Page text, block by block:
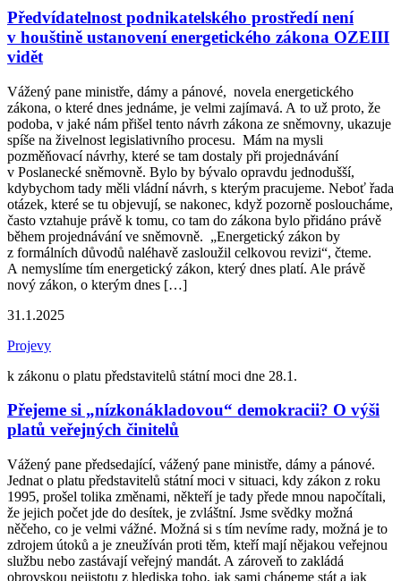
Předvídatelnost podnikatelského prostředí není
v houštině ustanovení energetického zákona OZEIII
vidět
Vážený pane ministře, dámy a pánové, novela energetického
zákona, o které dnes jednáme, je velmi zajímavá. A to už proto, že
podoba, v jaké nám přišel tento návrh zákona ze sněmovny, ukazuje
spíše na živelnost legislativního procesu. Mám na mysli
pozměňovací návrhy, které se tam dostaly při projednávání
v Poslanecké sněmovně. Bylo by bývalo opravdu jednodušší,
kdybychom tady měli vládní návrh, s kterým pracujeme. Neboť řada
otázek, které se tu objevují, se nakonec, když pozorně posloucháme,
často vztahuje právě k tomu, co tam do zákona bylo přidáno právě
během projednávání ve sněmovně. „Energetický zákon by
z formálních důvodů naléhavě zasloužil celkovou revizi“, čteme.
A nemyslíme tím energetický zákon, který dnes platí. Ale právě
nový zákon, o kterým dnes […]
31.1.2025
Projevy
k zákonu o platu představitelů státní moci dne 28.1.
Přejeme si „nízkonákladovou“ demokracii? O výši
platů veřejných činitelů
Vážený pane předsedající, vážený pane ministře, dámy a pánové.
Jednat o platu představitelů státní moci v situaci, kdy zákon z roku
1995, prošel tolika změnami, někteří je tady přede mnou napočítali,
že jejich počet jde do desítek, je zvláštní. Jsme svědky možná
něčeho, co je velmi vážné. Možná si s tím nevíme rady, možná je to
zdrojem útoků a je zneužíván proti těm, kteří mají nějakou veřejnou
službu nebo zastávají veřejný mandát. A zároveň to zakládá
obrovskou nejistotu z hlediska toho, jak sami chápeme stát a jak